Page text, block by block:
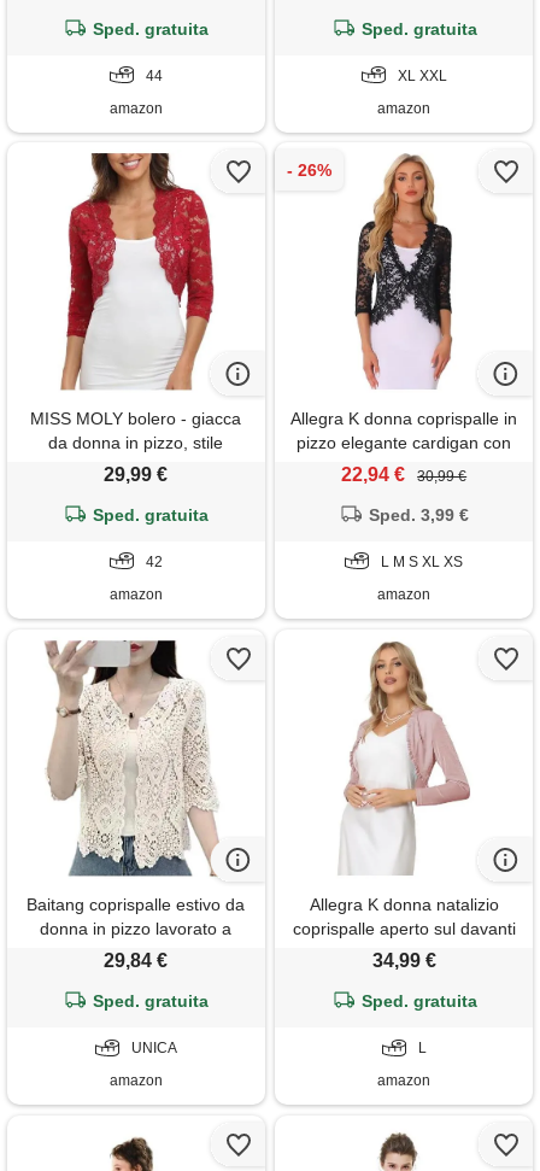
Sped. gratuita
44
amazon
abiti da sera, feste, matrimoni,
Sped. gratuita
XL XXL
amazon
MISS MOLY bolero - giacca
da donna in pizzo, stile
cardigan, con maniche a 3/4,
42
29,99 €
Sped. gratuita
42
amazon
Allegra K donna coprispalle in
pizzo elegante cardigan con
maniche a 3/4 trasparente
nero s
22,94 € 30,99 €
Sped. 3,99 €
L M S XL XS
amazon
Baitang coprispalle estivo da
donna in pizzo lavorato a
maglia boho hollow crochet
anteriore cardigan elegante
outwear
29,84 €
Sped. gratuita
UNICA
amazon
Allegra K donna natalizio
coprispalle aperto sul davanti
coprispalle bolero a maniche
corto di natale per festa di
34,99 €
Sped. gratuita
L
amazon